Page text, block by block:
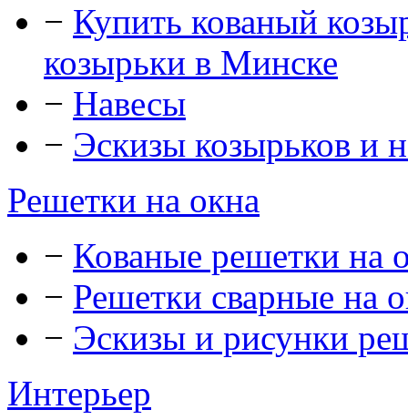
− Купить кованый
козырьки в Минске
− Навесы
− Эскизы козырьков и
Решетки на окна
− Кованые решетки на
− Решетки сварные на
− Эскизы и рисунки
Интерьер